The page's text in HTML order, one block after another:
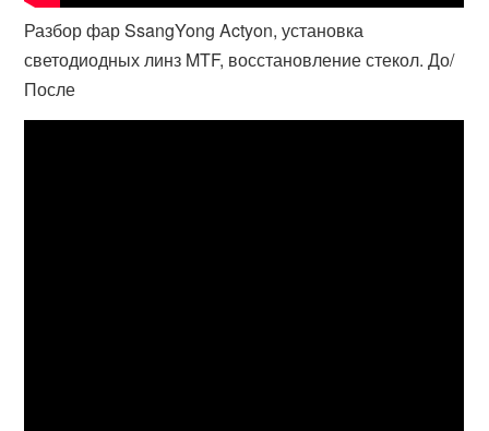
Разбор фар SsangYong Actyon, установка
светодиодных линз MTF, восстановление стекол. До/
После